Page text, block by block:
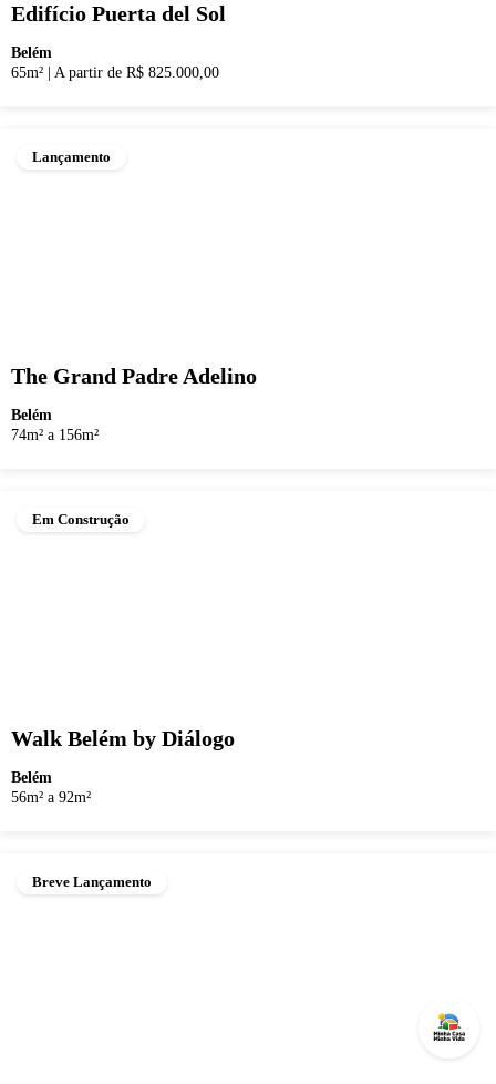
Edifício Puerta del Sol
Belém
65m²
A partir de R$ 825.000,00
Lançamento
The Grand Padre Adelino
Belém
74m² a 156m²
Em Construção
Walk Belém by Diálogo
Belém
56m² a 92m²
Breve Lançamento